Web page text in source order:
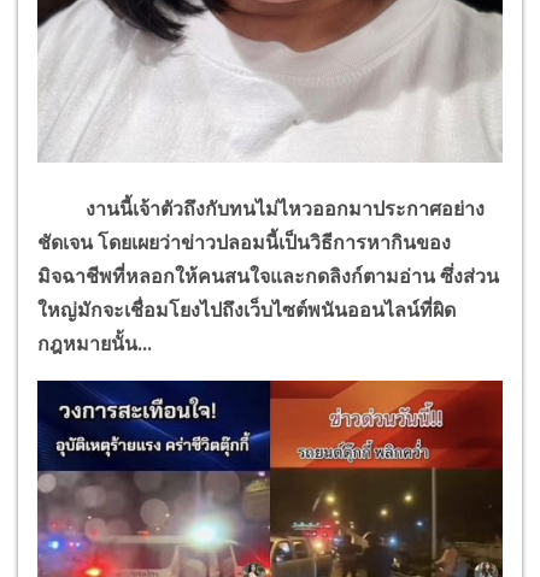
งานนี้เจ้าตัวถึงกับทนไม่ไหวออกมาประกาศอย่าง
ชัดเจน โดยเผยว่าข่าวปลอมนี้เป็นวิธีการหากินของ
มิจฉาชีพที่หลอกให้คนสนใจและกดลิงก์ตามอ่าน ซึ่งส่วน
ใหญ่มักจะเชื่อมโยงไปถึงเว็บไซต์พนันออนไลน์ที่ผิด
กฎหมายนั้น...